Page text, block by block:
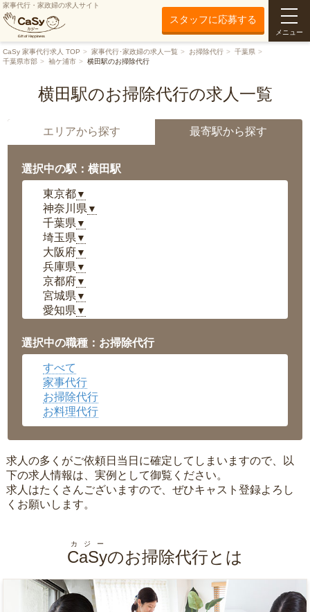
家事代行・家政婦の求人サイト
スタッフに応募する
メニュー
CaSy 家事代行求人 TOP 家事代行･家政婦の求人一覧 お掃除代行
千葉県
千葉県市部
袖ケ浦市 横田駅のお掃除代行
横田駅のお掃除代行の求人一覧
エリアから探す 最寄駅から探す
選択中の駅：横田駅
東京都▼
神奈川県 ▼
千葉県 ▼
埼玉県 ▼
大阪府▼
兵庫県 ▼
京都府▼
宮城県 ▼
愛知県 ▼
岡山県▼
広島県▼
沖縄県
選択中の職種：お掃除代行
すべて
家事代行
お掃除代行
お料理代行
求人の多くがご依頼日当日に確定してしまいますので、以
下の求人情報は、実例として御覧ください。
求人はたくさんございますので、ぜひキャスト登録よろし
くお願いします。
CaSy
カジー
のお掃除代行とは